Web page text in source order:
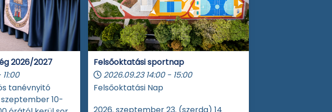
2026/2027
11:00
tanévnyitó
10-
Felsőoktatási sportnap
2026.09.23 14:00 - 15:00
Felsőoktatási Nap